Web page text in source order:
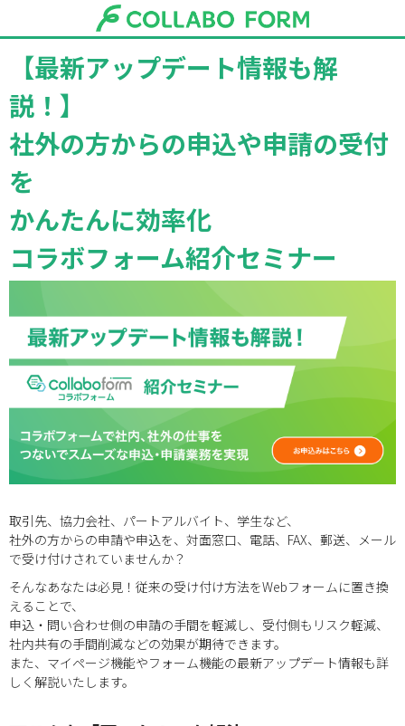
【最新アップデート情報も解
説！】
社外の方からの申込や申請の受付
を
かんたんに効率化
コラボフォーム紹介セミナー
取引先、協力会社、パートアルバイト、学生など、
社外の方からの申請や申込を、対面窓口、電話、FAX、郵送、メール
で受け付けされていませんか？
そんなあなたは必見！従来の受け付け方法をWebフォームに置き換
えることで、
申込・問い合わせ側の申請の手間を軽減し、受付側もリスク軽減、
社内共有の手間削減などの効果が期待できます。
また、マイページ機能やフォーム機能の最新アップデート情報も詳
しく解説いたします。